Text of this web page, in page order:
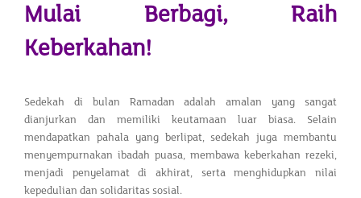
Mulai Berbagi, Raih
Keberkahan!
Sedekah di bulan Ramadan adalah amalan yang sangat
dianjurkan dan memiliki keutamaan luar biasa. Selain
mendapatkan pahala yang berlipat, sedekah juga membantu
menyempurnakan ibadah puasa, membawa keberkahan rezeki,
menjadi penyelamat di akhirat, serta menghidupkan nilai
kepedulian dan solidaritas sosial.